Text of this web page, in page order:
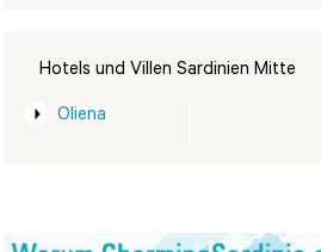
Hotels und Villen Sardinien Mitte
Oliena